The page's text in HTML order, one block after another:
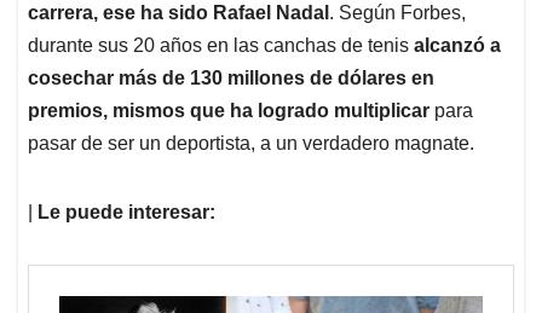
carrera, ese ha sido Rafael Nadal . Según Forbes,
durante sus 20 años en las canchas de tenis alcanzó a
cosechar más de 130 millones de dólares en
premios, mismos que ha logrado multiplicar para
pasar de ser un deportista, a un verdadero magnate.
Le puede interesar: